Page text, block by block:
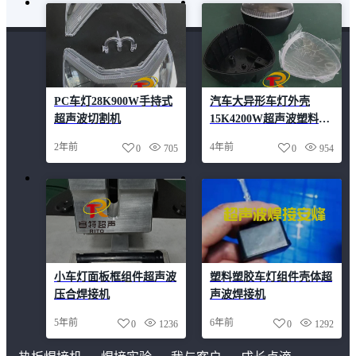
PC车灯28K900W手持式
超声波切割机
2年前 705
0
汽车大异形车灯外壳
15K4200W超声波塑料焊
4年前 954
0
小车灯面板框组件超声波
压合焊接机
5年前 1236
0
塑料塑胶车灯组件壳体超
声波焊接机
6年前 1292
0